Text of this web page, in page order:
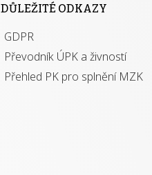
DŮLEŽITÉ ODKAZY
GDPR
Převodník ÚPK a živností
Přehled PK pro splnění MZK